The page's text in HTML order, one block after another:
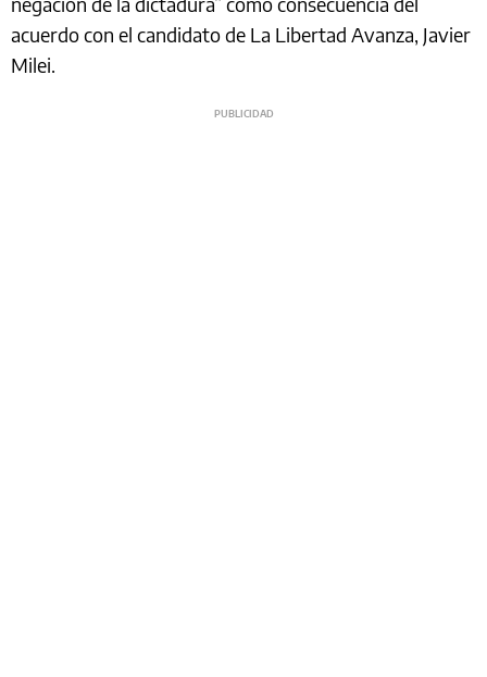
acuerdo con el candidato de La Libertad Avanza, Javier
Milei.